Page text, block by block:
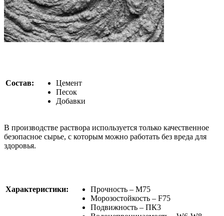
Состав:
Цемент
Песок
Добавки
В производстве раствора используется только качественное
безопасное сырье, с которым можно работать без вреда для
здоровья.
Характеристики:
Прочность – М75
Морозостойкость – F75
Подвижность – ПК3